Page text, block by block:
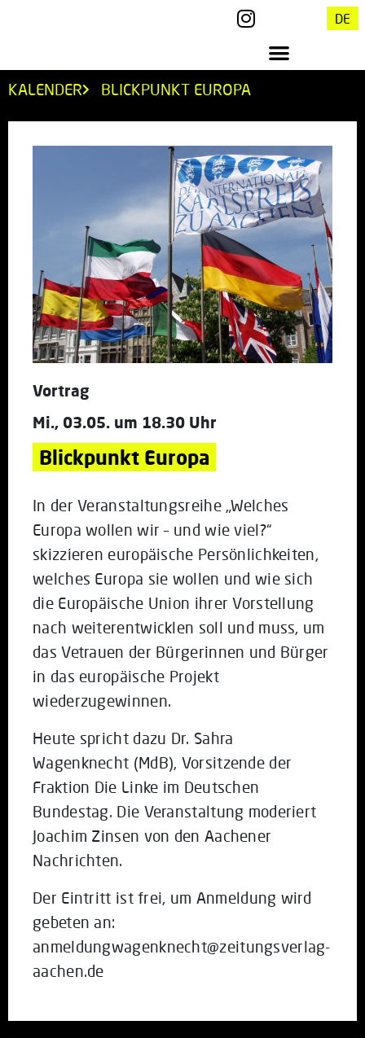
DE
KALENDER BLICKPUNKT EUROPA
Vortrag
Mi., 03.05. um 18.30 Uhr
Blickpunkt Europa
In der Veranstaltungsreihe „Welches
Europa wollen wir – und wie viel?“
skizzieren europäische Persönlichkeiten,
welches Europa sie wollen und wie sich
die Europäische Union ihrer Vorstellung
nach weiterentwicklen soll und muss, um
das Vetrauen der Bürgerinnen und Bürger
in das europäische Projekt
wiederzugewinnen.
Heute spricht dazu Dr. Sahra
Wagenknecht (MdB), Vorsitzende der
Fraktion Die Linke im Deutschen
Bundestag. Die Veranstaltung moderiert
Joachim Zinsen von den Aachener
Nachrichten.
Der Eintritt ist frei, um Anmeldung wird
gebeten an:
anmeldungwagenknecht@zeitungsverlag-
aachen.de